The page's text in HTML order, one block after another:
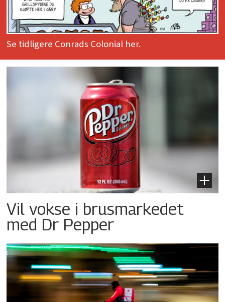
Se tidligere Conrads Colonial her.
Vil vokse i brusmarkedet
med Dr Pepper